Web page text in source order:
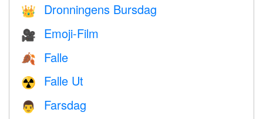
👑 Dronningens Bursdag
🎥 Emoji-Film
🍂 Falle
☢️ Falle Ut
👨 Farsdag